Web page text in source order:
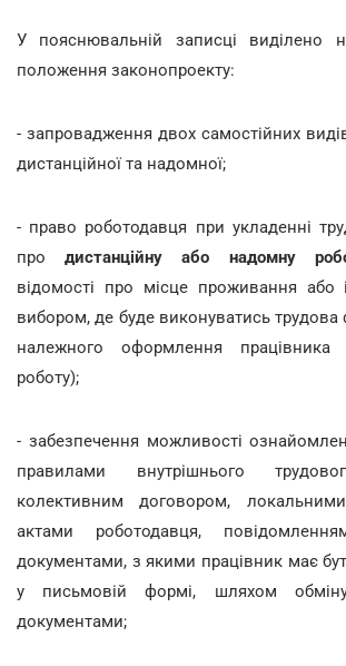
У пояснювальній записці виділено
положення законопроекту:
- запровадження двох самостійних
дистанційної та надомної;
- право роботодавця при укладенні
продистанційну або надомну
відомості про місце проживання або
вибором, де буде виконуватись
належного оформлення працівника
роботу);
- забезпечення можливості
правилами внутрішнього
колективним договором,
актами роботодавця,
документами, з якими працівник має
у письмовій формі, шляхом
документами;